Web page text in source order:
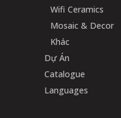
Wifi Ceramics
Mosaic & Decor
Khác
Dự Án
Catalogue
Languages